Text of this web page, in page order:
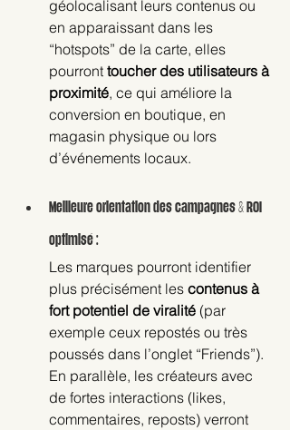
géolocalisant leurs contenus ou
en apparaissant dans les
“hotspots” de la carte, elles
pourront toucher des utilisateurs à
proximité, ce qui améliore la
conversion en boutique, en
magasin physique ou lors
d’événements locaux.
Meilleure orientation des campagnes & ROI
optimisé :
Les marques pourront identifier
plus précisément les contenus à
fort potentiel de viralité (par
exemple ceux repostés ou très
poussés dans l’onglet “Friends”).
En parallèle, les créateurs avec
de fortes interactions (likes,
commentaires, reposts) verront